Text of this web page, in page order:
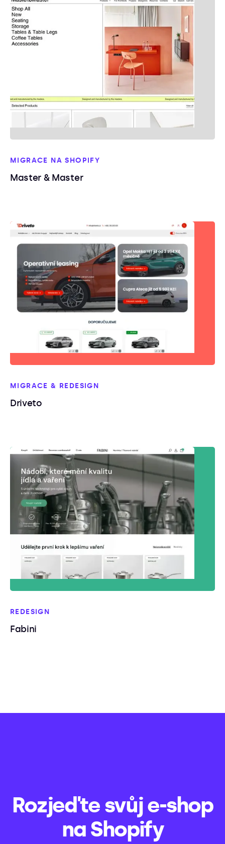
MIGRACE NA SHOPIFY
Master & Master
MIGRACE & REDESIGN
Driveto
REDESIGN
Fabini
Rozjeďte svůj e-shop
na Shopify